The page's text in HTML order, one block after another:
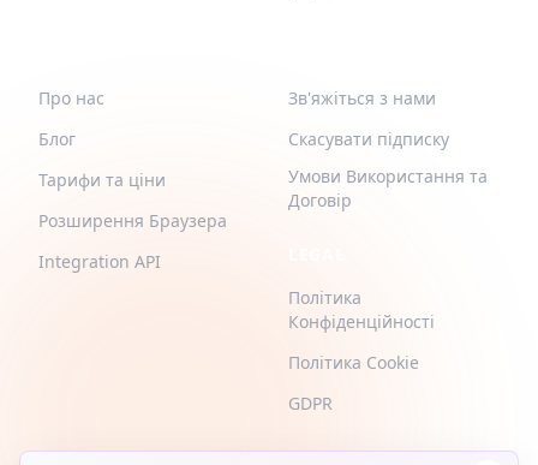
Про нас
Блог
Тарифи та ціни
Розширення Браузера
Integration API
Зв'яжіться з нами
Скасувати підписку
Умови Використання та
Договір
Політика
Конфіденційності
Політика Cookie
GDPR